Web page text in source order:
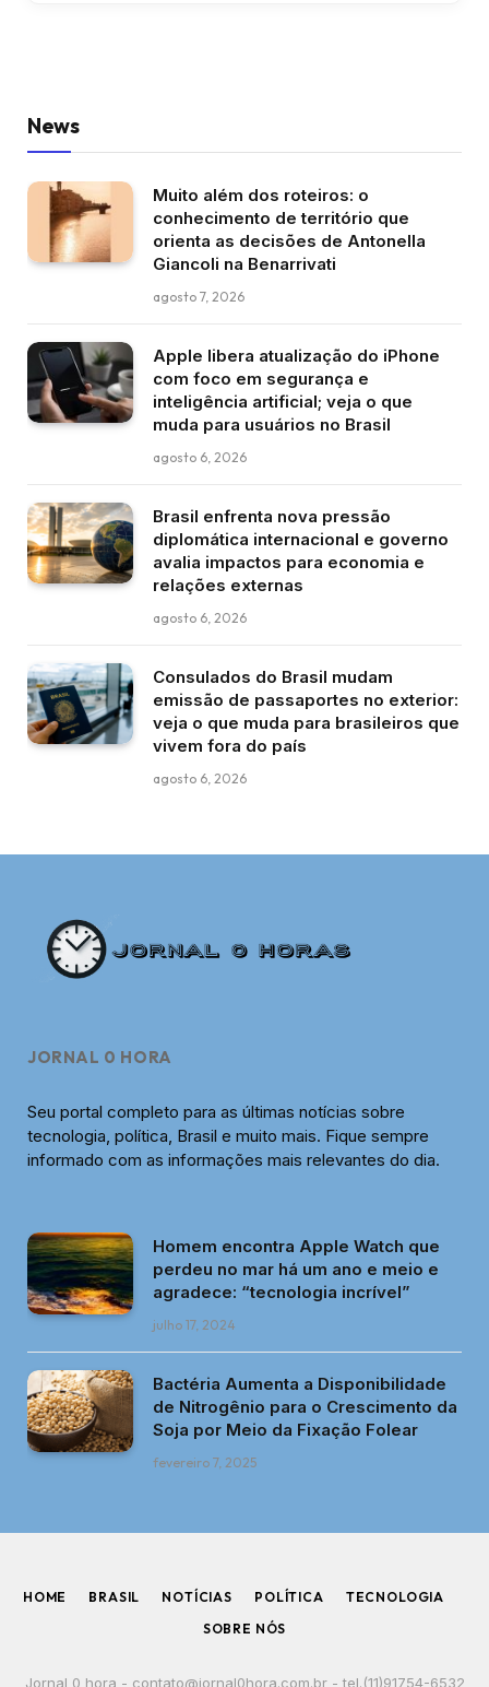
News
Muito além dos roteiros: o
conhecimento de território que
orienta as decisões de Antonella
Giancoli na Benarrivati
agosto 7, 2026
Apple libera atualização do iPhone
com foco em segurança e
inteligência artificial; veja o que
muda para usuários no Brasil
agosto 6, 2026
Brasil enfrenta nova pressão
diplomática internacional e governo
avalia impactos para economia e
relações externas
agosto 6, 2026
Consulados do Brasil mudam
emissão de passaportes no exterior:
veja o que muda para brasileiros que
vivem fora do país
agosto 6, 2026
JORNAL 0 HORA
Seu portal completo para as últimas notícias sobre
tecnologia, política, Brasil e muito mais. Fique sempre
informado com as informações mais relevantes do dia.
Homem encontra Apple Watch que
perdeu no mar há um ano e meio e
agradece: “tecnologia incrível”
julho 17, 2024
Bactéria Aumenta a Disponibilidade
de Nitrogênio para o Crescimento da
Soja por Meio da Fixação Folear
fevereiro 7, 2025
HOME BRASIL NOTÍCIAS POLÍTICA
TECNOLOGIA
SOBRE NÓS
Jornal 0 hora - contato@jornal0hora.com.br- tel.(11)91754-6532